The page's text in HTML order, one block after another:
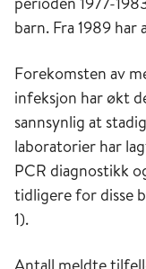
den var en
omdiskutert
Norge
Det første
forårsaket av
barn. Fra 1989
Forekomsten av
infeksjon har økt
sannsynlig at
laboratorier har
PCR diagnostikk
tidligere for disse
1).